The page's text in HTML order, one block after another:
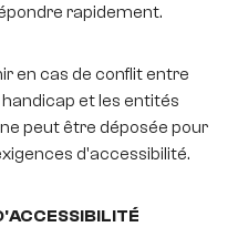
rapidement.
en cas de conflit entre
et les entités
peut être déposée pour
d'accessibilité.